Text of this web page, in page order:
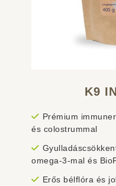
K9
Prémium
és colostrummal
omega-3-mal és
Erős bélflóra és